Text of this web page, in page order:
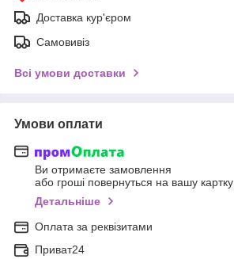
Доставка кур'єром
Самовивіз
Всі умови доставки
Умови оплати
Ви отримаєте замовлення
або гроші повернуться на вашу картку
Детальніше
Оплата за реквізитами
Приват24